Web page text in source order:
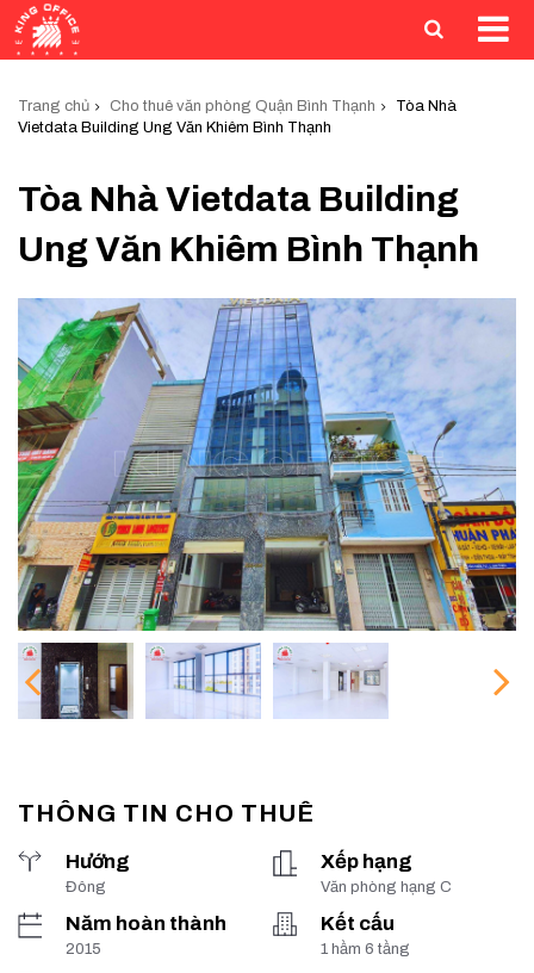
Trang chủ Cho thuê văn phòng Quận Bình Thạnh
Tòa Nhà
Vietdata Building Ung Văn Khiêm Bình Thạnh
Tòa Nhà Vietdata Building
Ung Văn Khiêm Bình Thạnh
THÔNG TIN CHO THUÊ
Hướng
Đông
Xếp hạng
Văn phòng hạng C
Năm hoàn thành
2015
Kết cấu
1 hầm 6 tầng